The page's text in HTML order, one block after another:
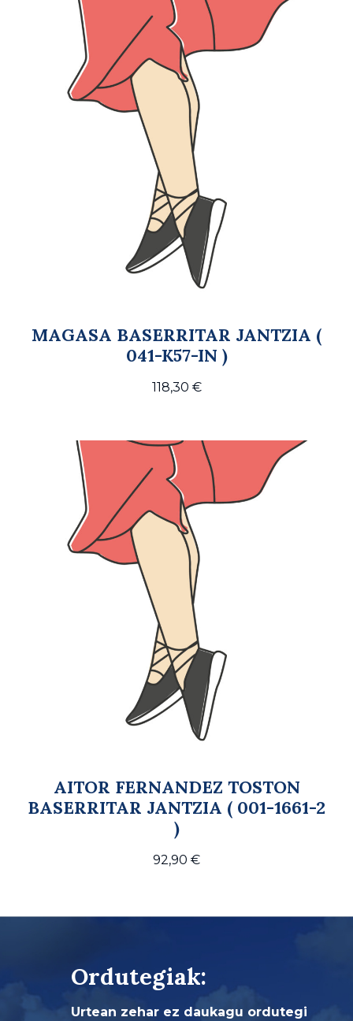
MAGASA BASERRITAR JANTZIA (
041-K57-IN )
118,30 €
AITOR FERNANDEZ TOSTON
BASERRITAR JANTZIA ( 001-1661-2
)
92,90 €
Ordutegiak:
Urtean zehar ez daukagu ordutegi